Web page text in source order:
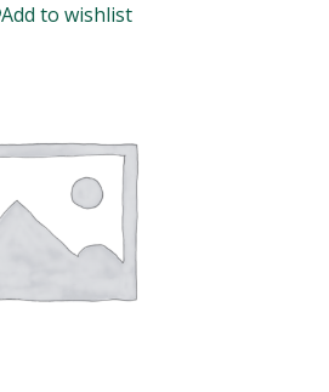
Add to wishlist